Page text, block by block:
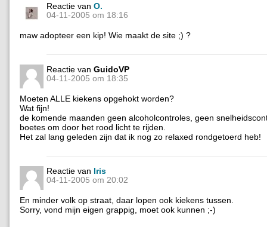
Reactie van O.
04-11-2005 om 18:16
maw adopteer een kip! Wie maakt de site ;) ?
Reactie van GuidoVP
04-11-2005 om 18:35
Moeten ALLE kiekens opgehokt worden?
Wat fijn!
de komende maanden geen alcoholcontroles, geen
boetes om door het rood licht te rijden.
Het zal lang geleden zijn dat ik nog zo relaxed rondgetoerd heb!
Reactie van Iris
04-11-2005 om 20:02
En minder volk op straat, daar lopen ook kiekens tussen.
Sorry, vond mijn eigen grappig, moet ook kunnen ;-)